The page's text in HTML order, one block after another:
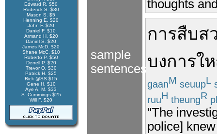
Edward R. $50
Roderick S. $30
Mason S. $5
Henning E. $20
John F. $20
Daniel F. $10
Armand H. $20
Daniel S. $20
James McD. $20
Shane McC. $10
Roberto P. $50
Derrell P. $20
Trevor O. $30
Patrick H. $25
Rick @SS $15
Gene H. $10
Aye A. M. $33
S. Cummings $25
Will F. $20
sample
sentences
thoughts
การสืบส
บงการใ
gaanM seuupL
ruuH theungR
"The
police]